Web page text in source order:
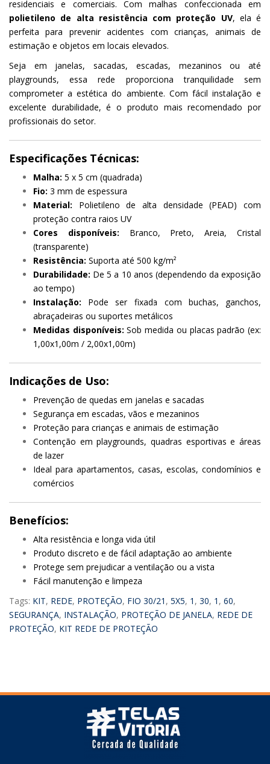
residenciais e comerciais. Com malhas confeccionada em
polietileno de alta resistência com proteção UV, ela é
perfeita para prevenir acidentes com crianças, animais de
estimação e objetos em locais elevados.
Seja em janelas, sacadas, escadas, mezaninos ou até
playgrounds, essa rede proporciona tranquilidade sem
comprometer a estética do ambiente. Com fácil instalação e
excelente durabilidade, é o produto mais recomendado por
profissionais do setor.
Especificações Técnicas:
Malha: 5 x 5 cm (quadrada)
Fio: 3 mm de espessura
Material: Polietileno de alta densidade (PEAD) com
proteção contra raios UV
Cores disponíveis: Branco, Preto, Areia, Cristal
(transparente)
Resistência: Suporta até 500 kg/m²
Durabilidade: De 5 a 10 anos (dependendo da exposição
ao tempo)
Instalação: Pode ser fixada com buchas, ganchos,
abraçadeiras ou suportes metálicos
Medidas disponíveis: Sob medida ou placas padrão (ex:
1,00x1,00m / 2,00x1,00m)
Indicações de Uso:
Prevenção de quedas em janelas e sacadas
Segurança em escadas, vãos e mezaninos
Proteção para crianças e animais de estimação
Contenção em playgrounds, quadras esportivas e áreas
de lazer
Ideal para apartamentos, casas, escolas, condomínios e
comércios
Benefícios:
Alta resistência e longa vida útil
Produto discreto e de fácil adaptação ao ambiente
Protege sem prejudicar a ventilação ou a vista
Fácil manutenção e limpeza
Tags: KIT, REDE, PROTEÇÃO, FIO 30/21 , 5X5, 1 , 30, 1 , 60,
SEGURANÇA, INSTALAÇÃO, PROTEÇÃO DE JANELA, REDE DE
PROTEÇÃO, KIT REDE DE PROTEÇÃO